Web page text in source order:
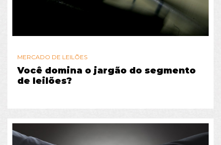
MERCADO DE LEILÕES
Você domina o jargão do segmento
de leilões?